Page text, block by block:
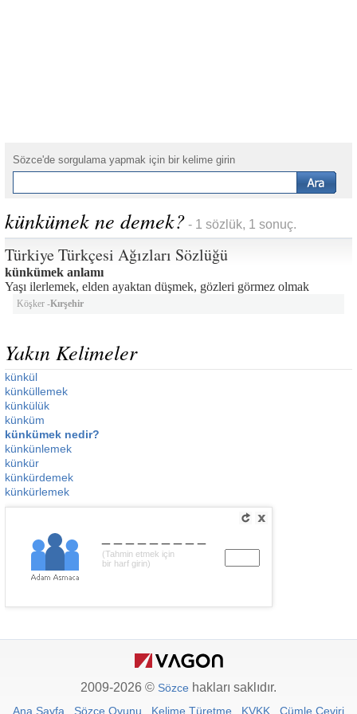
Sözce'de sorgulama yapmak için bir kelime girin
künkümek ne demek? - 1 sözlük, 1 sonuç.
Türkiye Türkçesi Ağızları Sözlüğü
künkümek anlamı
Yaşı ilerlemek, elden ayaktan düşmek, gözleri görmez olmak
Köşker -Kırşehir
Yakın Kelimeler
künkül
künküllemek
künkülük
künküm
künkümek nedir?
künkünlemek
künkür
künkürdemek
künkürlemek
(Tahmin etmek için
bir harf girin)
2009-2026 © Sözce hakları saklıdır.
Ana Sayfa Sözce Oyunu Kelime Türetme KVKK Cümle Çeviri